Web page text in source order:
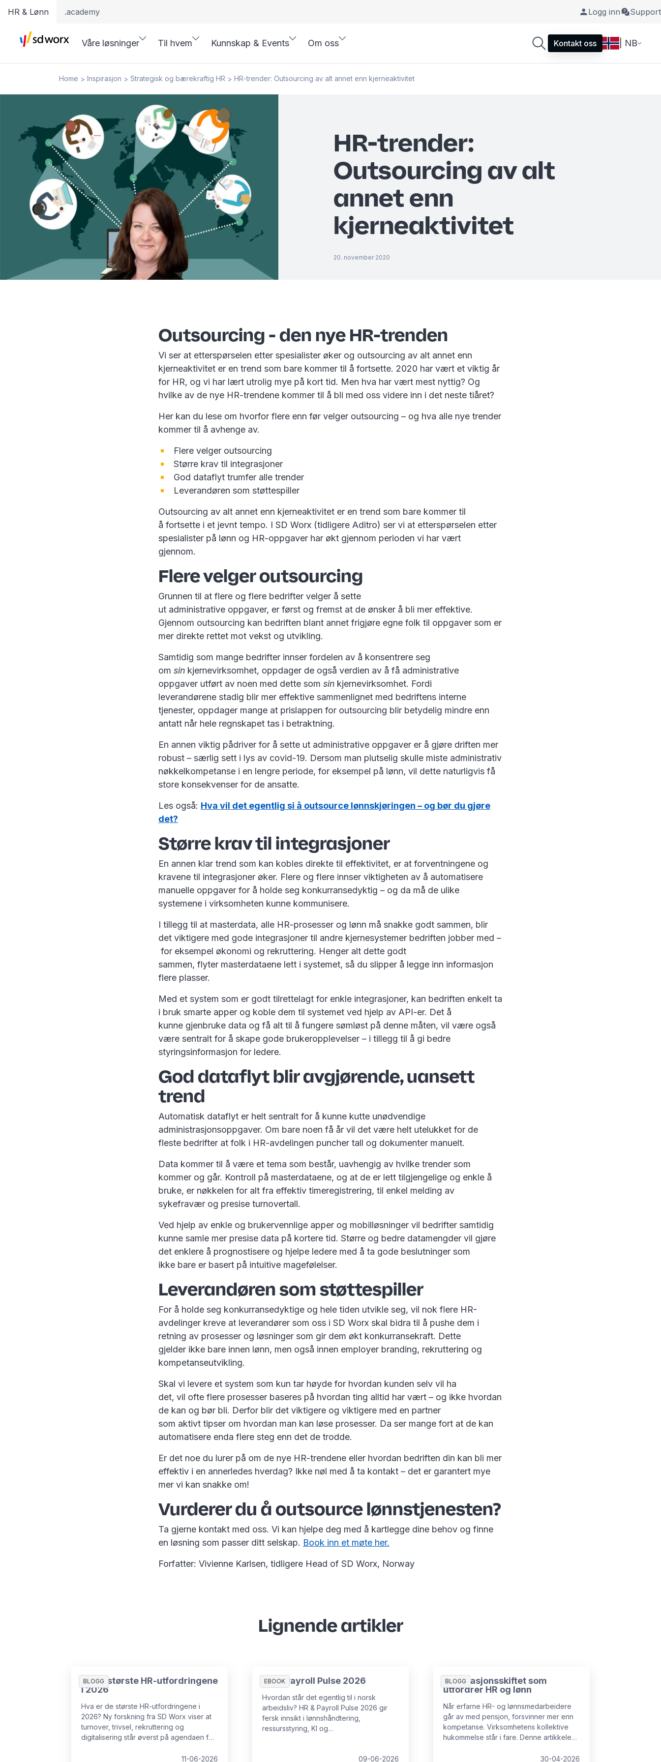
HR & Lønn .academy Logg inn Support
Våre løsninger Til hvem Kunnskap & Events Om oss Kontakt oss | NB
Home > Inspirasjon > Strategisk og bærekraftig HR > HR-trender: Outsourcing av alt annet enn kjerneaktivitet
HR-trender:
Outsourcing av alt
annet enn
kjerneaktivitet
20. november 2020
Outsourcing - den nye HR-trenden
Vi ser at etterspørselen etter spesialister øker og outsourcing av alt annet enn
kjerneaktivitet er en trend som bare kommer til å fortsette. 2020 har vært et viktig år
for HR, og vi har lært utrolig mye på kort tid. Men hva har vært mest nyttig? Og
hvilke av de nye HR-trendene kommer til å bli med oss videre inn i det neste tiåret?
Her kan du lese om hvorfor flere enn før velger outsourcing – og hva alle nye trender
kommer til å avhenge av.
Flere velger outsourcing
Større krav til integrasjoner
God dataflyt trumfer alle trender
Leverandøren som støttespiller
Outsourcing av alt annet enn kjerneaktivitet er en trend som bare kommer til
å fortsette i et jevnt tempo. I SD Worx (tidligere Aditro) ser vi at etterspørselen etter
spesialister på lønn og HR-oppgaver har økt gjennom perioden vi har vært
gjennom.
Flere velger outsourcing
Grunnen til at flere og flere bedrifter velger å sette
ut administrative oppgaver, er først og fremst at de ønsker å bli mer effektive.
Gjennom outsourcing kan bedriften blant annet frigjøre egne folk til oppgaver som er
mer direkte rettet mot vekst og utvikling.
Samtidig som mange bedrifter innser fordelen av å konsentrere seg
om sin kjernevirksomhet, oppdager de også verdien av å få administrative
oppgaver utført av noen med dette som sin kjernevirksomhet. Fordi
leverandørene stadig blir mer effektive sammenlignet med bedriftens interne
tjenester, oppdager mange at prislappen for outsourcing blir betydelig mindre enn
antatt når hele regnskapet tas i betraktning.
En annen viktig pådriver for å sette ut administrative oppgaver er å gjøre driften mer
robust – særlig sett i lys av covid-19. Dersom man plutselig skulle miste administrativ
nøkkelkompetanse i en lengre periode, for eksempel på lønn, vil dette naturligvis få
store konsekvenser for de ansatte.
Les også: Hva vil det egentlig si å outsource lønnskjøringen – og bør du gjøre
det?
Større krav til integrasjoner
En annen klar trend som kan kobles direkte til effektivitet, er at forventningene og
kravene til integrasjoner øker. Flere og flere innser viktigheten av å automatisere
manuelle oppgaver for å holde seg konkurransedyktig – og da må de ulike
systemene i virksomheten kunne kommunisere.
I tillegg til at masterdata, alle HR-prosesser og lønn må snakke godt sammen, blir
det viktigere med gode integrasjoner til andre kjernesystemer bedriften jobber med –
for eksempel økonomi og rekruttering. Henger alt dette godt
sammen, flyter masterdataene lett i systemet, så du slipper å legge inn informasjon
flere plasser.
Med et system som er godt tilrettelagt for enkle integrasjoner, kan bedriften enkelt ta
i bruk smarte apper og koble dem til systemet ved hjelp av API-er. Det å
kunne gjenbruke data og få alt til å fungere sømløst på denne måten, vil være også
være sentralt for å skape gode brukeropplevelser – i tillegg til å gi bedre
styringsinformasjon for ledere.
God dataflyt blir avgjørende, uansett
trend
Automatisk dataflyt er helt sentralt for å kunne kutte unødvendige
administrasjonsoppgaver. Om bare noen få år vil det være helt utelukket for de
fleste bedrifter at folk i HR-avdelingen puncher tall og dokumenter manuelt.
Data kommer til å være et tema som består, uavhengig av hvilke trender som
kommer og går. Kontroll på masterdataene, og at de er lett tilgjengelige og enkle å
bruke, er nøkkelen for alt fra effektiv timeregistrering, til enkel melding av
sykefravær og presise turnovertall.
Ved hjelp av enkle og brukervennlige apper og mobilløsninger vil bedrifter samtidig
kunne samle mer presise data på kortere tid. Større og bedre datamengder vil gjøre
det enklere å prognostisere og hjelpe ledere med å ta gode beslutninger som
ikke bare er basert på intuitive magefølelser.
Leverandøren som støttespiller
For å holde seg konkurransedyktige og hele tiden utvikle seg, vil nok flere HR-
avdelinger kreve at leverandører som oss i SD Worx skal bidra til å pushe dem i
retning av prosesser og løsninger som gir dem økt konkurransekraft. Dette
gjelder ikke bare innen lønn, men også innen employer branding, rekruttering og
kompetanseutvikling.
Skal vi levere et system som kun tar høyde for hvordan kunden selv vil ha
det, vil ofte flere prosesser baseres på hvordan ting alltid har vært – og ikke hvordan
de kan og bør bli. Derfor blir det viktigere og viktigere med en partner
som aktivt tipser om hvordan man kan løse prosesser. Da ser mange fort at de kan
automatisere enda flere steg enn det de trodde.
Er det noe du lurer på om de nye HR-trendene eller hvordan bedriften din kan bli mer
effektiv i en annerledes hverdag? Ikke nøl med å ta kontakt – det er garantert mye
mer vi kan snakke om!
Vurderer du å outsource lønnstjenesten?
Ta gjerne kontakt med oss. Vi kan hjelpe deg med å kartlegge dine behov og finne
en løsning som passer ditt selskap. Book inn et møte her.
Forfatter: Vivienne Karlsen, tidligere Head of SD Worx, Norway
Lignende artikler
BLOGG
De 10 største HR-utfordringene
i 2026
Hva er de største HR-utfordringene i
2026? Ny forskning fra SD Worx viser at
turnover, trivsel, rekruttering og
digitalisering står øverst på agendaen for
11-06-2026
EBOOK
HR & Payroll Pulse 2026
Hvordan står det egentlig til i norsk
arbeidsliv? HR & Payroll Pulse 2026 gir
fersk innsikt i lønnshåndtering,
ressursstyring, KI og
09-06-2026
BLOGG
Generasjonsskiftet som
utfordrer HR og lønn
Når erfarne HR- og lønnsmedarbeidere
går av med pensjon, forsvinner mer enn
kompetanse. Virksomhetens kollektive
hukommelse står i fare. Denne artikkelen
risiko, hvilke konsekvenser det får, og
30-04-2026